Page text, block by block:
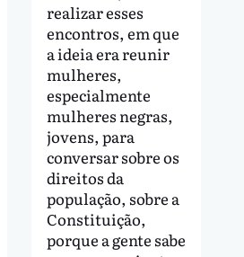
realizar esses
encontros, em que
a ideia era reunir
mulheres,
especialmente
mulheres negras,
jovens, para
conversar sobre os
direitos da
população, sobre a
Constituição,
porque a gente sabe